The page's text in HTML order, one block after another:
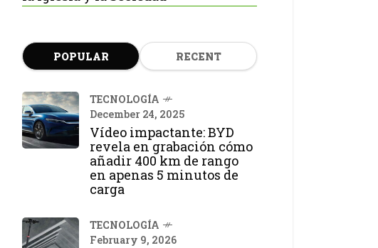
POPULAR RECENT
TECNOLOGÍA
December 24, 2025
Vídeo impactante: BYD
revela en grabación cómo
añadir 400 km de rango
en apenas 5 minutos de
carga
TECNOLOGÍA
February 9, 2026